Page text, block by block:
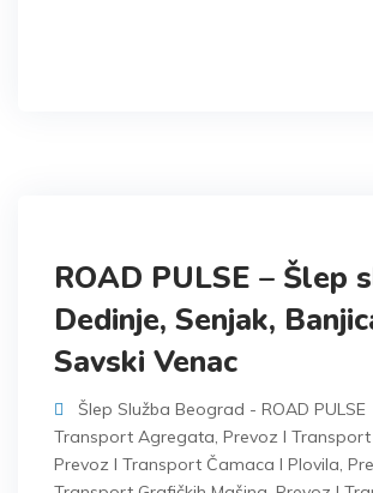
ROAD PULSE – Šlep
Dedinje, Senjak,
Savski Venac
Šlep Služba Beograd - ROAD PULSE
Transport Agregata, Prevoz I
Prevoz I Transport Čamaca I Plovila,